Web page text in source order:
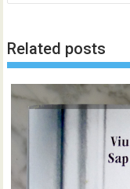
Related posts